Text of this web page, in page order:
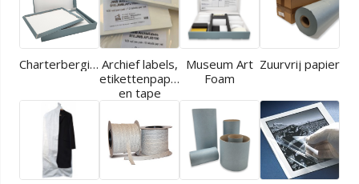
Charterbergingen Archief labels,
etikettenpapier
en tape
Museum Art
Foam
Zuurvrij papier